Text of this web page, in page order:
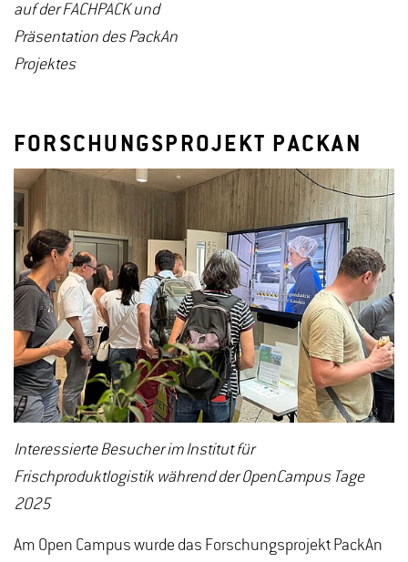
auf der FACHPACK und
Präsentation des PackAn
Projektes
FORSCHUNGSPROJEKT PACKAN
Interessierte Besucher im Institut für
Frischproduktlogistik während der OpenCampus Tage
2025
Am Open Campus wurde das Forschungsprojekt PackAn